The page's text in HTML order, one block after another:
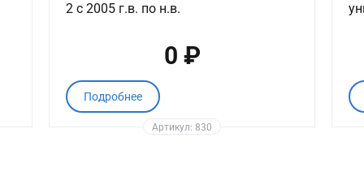
2 с 2005 г.в. по н.в.
0 ₽
Подробнее
Артикул: 830